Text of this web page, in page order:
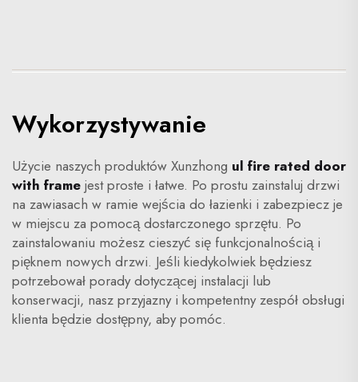
Wykorzystywanie
Użycie naszych produktów Xunzhong ul fire rated door
with frame jest proste i łatwe. Po prostu zainstaluj drzwi
na zawiasach w ramie wejścia do łazienki i zabezpiecz je
w miejscu za pomocą dostarczonego sprzętu. Po
zainstalowaniu możesz cieszyć się funkcjonalnością i
pięknem nowych drzwi. Jeśli kiedykolwiek będziesz
potrzebował porady dotyczącej instalacji lub
konserwacji, nasz przyjazny i kompetentny zespół obsługi
klienta będzie dostępny, aby pomóc.